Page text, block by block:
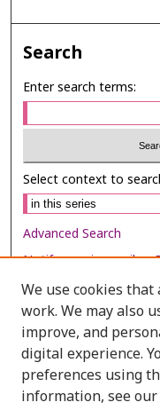
Search
Enter search terms:
Select context to
Advanced Search
Notify me via email or
Browse
Collections
Disciplines
Authors
We use cookies
work. We may also
improve, and
digital experience.
preferences using
information, see our